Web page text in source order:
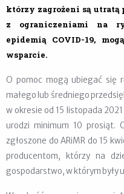
którzy zagrożeni są utratą
z ograniczeniami na
epidemią COVID-19,
wsparcie.
O pomoc mogą ubiegać się
małego lub średniego
w okresie od 15 listopada
urodzi minimum 10 prosiąt.
zgłoszone do ARiMR do 15
producentom, którzy na
gospodarstwo, w którym były